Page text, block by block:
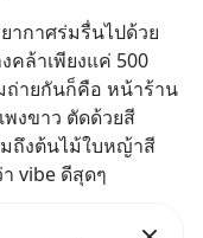
ากาศร่มรื่นไปด้วย
คล้าเพียงแค่ 500
ถ่ายกันก็คือ หน้าร้าน
งขาว ตัดด้วยสี
ถึงต้นไม้ใบหญ้าสี
า vibe ดีสุดๆ